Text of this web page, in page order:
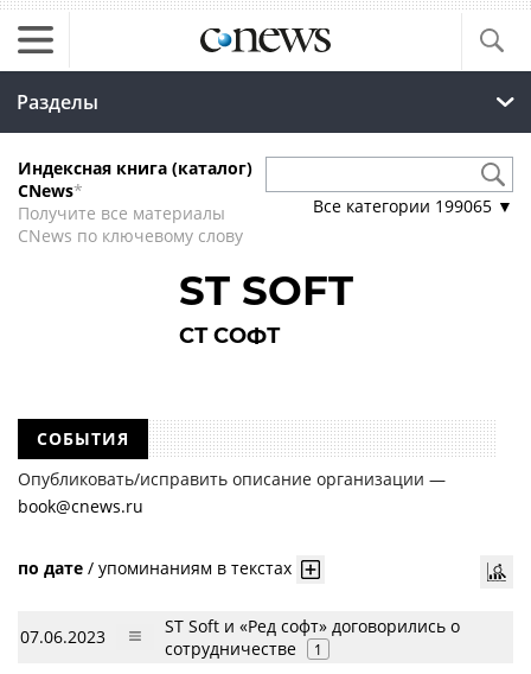
Разделы
Индексная книга (каталог)
CNews*
Получите все материалы
CNews по ключевому слову
Все категории 199065 ▼
ST SOFT
СТ СОФТ
СОБЫТИЯ
Опубликовать/исправить описание организации —
book@cnews.ru
по дате / упоминаниям в текстах
07.06.2023
ST Soft и «Ред софт» договорились о
сотрудничестве
1